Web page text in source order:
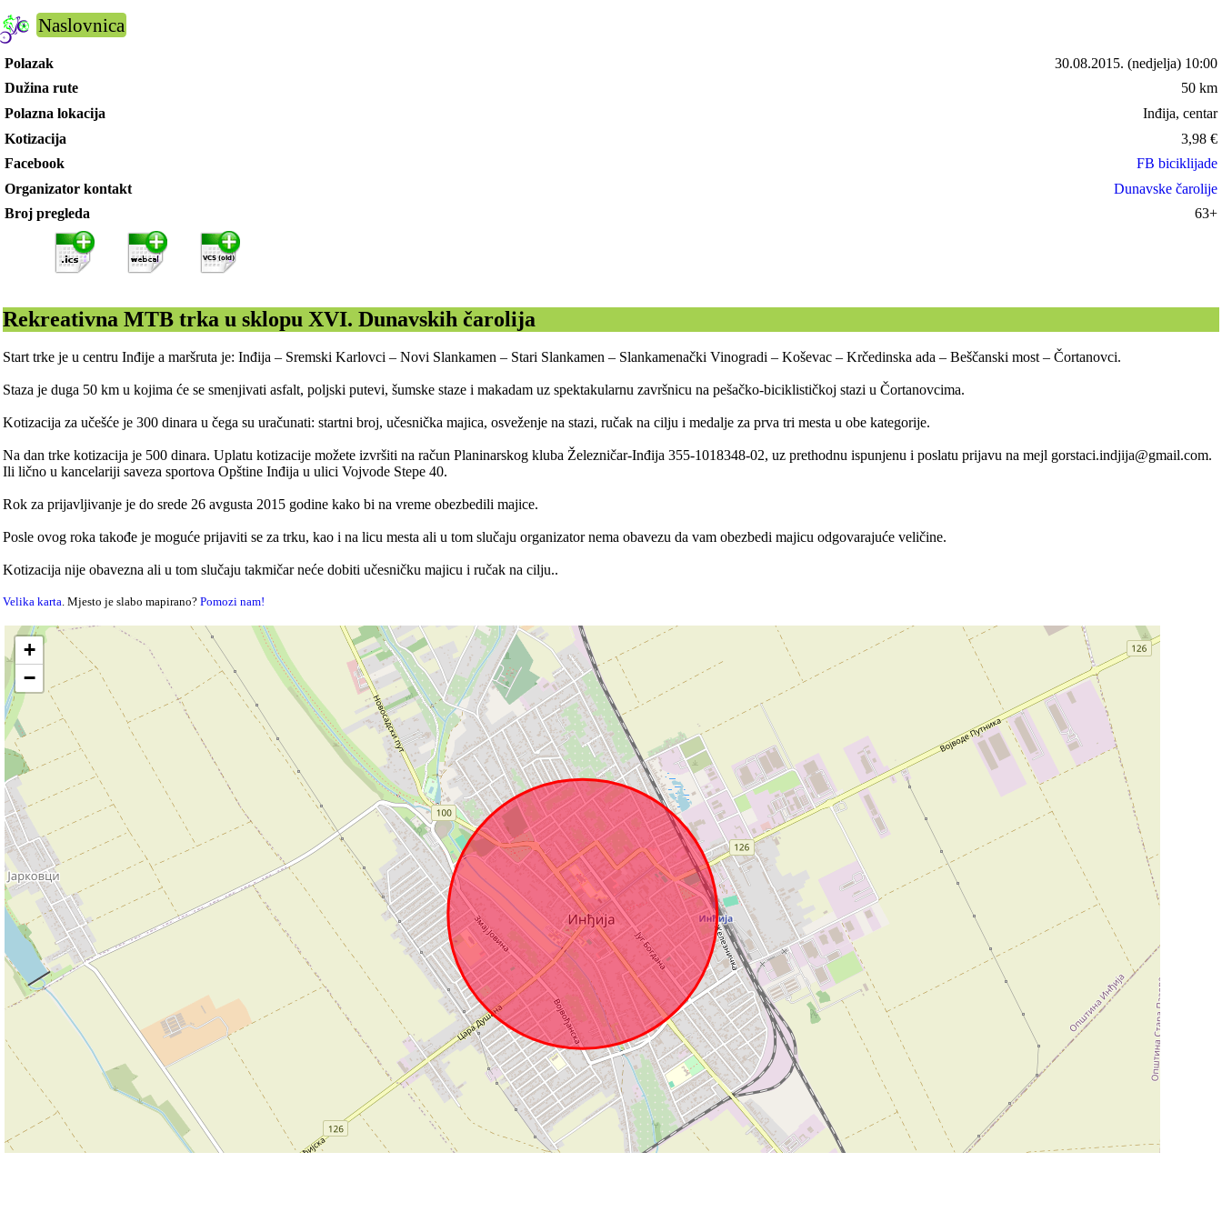
Naslovnica
Polazak 30.08.2015. (nedjelja) 10:00
Dužina rute
50 km
Polazna lokacija
Inđija, centar
Kotizacija
3,98 €
Facebook
FB biciklijade
Organizator kontakt
Dunavske čarolije
Broj pregleda
63+
Rekreativna MTB trka u sklopu XVI. Dunavskih čarolija
Start trke je u centru Inđije a maršruta je: Inđija – Sremski Karlovci – Novi Slankamen – Stari Slankamen – Slankamenački Vinogradi – Koševac – Krčedinska ada – Beščanski most – Čortanovci.
Staza je duga 50 km u kojima će se smenjivati asfalt, poljski putevi, šumske staze i makadam uz spektakularnu završnicu na pešačko-biciklističkoj stazi u Čortanovcima.
Kotizacija za učešće je 300 dinara u čega su uračunati: startni broj, učesnička majica, osveženje na stazi, ručak na cilju i medalje za prva tri mesta u obe kategorije.
Na dan trke kotizacija je 500 dinara. Uplatu kotizacije možete izvršiti na račun Planinarskog kluba Železničar-Inđija 355-1018348-02, uz prethodnu ispunjenu i poslatu prijavu na mejl gorstaci.indjija@gmail.com.
Ili lično u kancelariji saveza sportova Opštine Inđija u ulici Vojvode Stepe 40.
Rok za prijavljivanje je do srede 26 avgusta 2015 godine kako bi na vreme obezbedili majice.
Posle ovog roka takođe je moguće prijaviti se za trku, kao i na licu mesta ali u tom slučaju organizator nema obavezu da vam obezbedi majicu odgovarajuće veličine.
Kotizacija nije obavezna ali u tom slučaju takmičar neće dobiti učesničku majicu i ručak na cilju..
Velika karta. Mjesto je slabo mapirano?Pomozi nam!
+
−